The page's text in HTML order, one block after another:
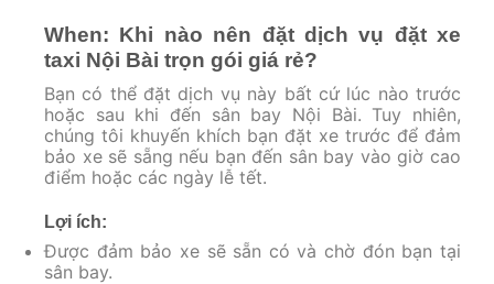
When: Khi nào nên đặt dịch vụ đặt xe
taxi Nội Bài trọn gói giá rẻ?
Bạn có thể đặt dịch vụ này bất cứ lúc nào trước
hoặc sau khi đến sân bay Nội Bài. Tuy nhiên,
chúng tôi khuyến khích bạn đặt xe trước để đảm
bảo xe sẽ sẵng nếu bạn đến sân bay vào giờ cao
điểm hoặc các ngày lễ tết.
Lợi ích:
Được đảm bảo xe sẽ sẵn có và chờ đón bạn tại
sân bay.